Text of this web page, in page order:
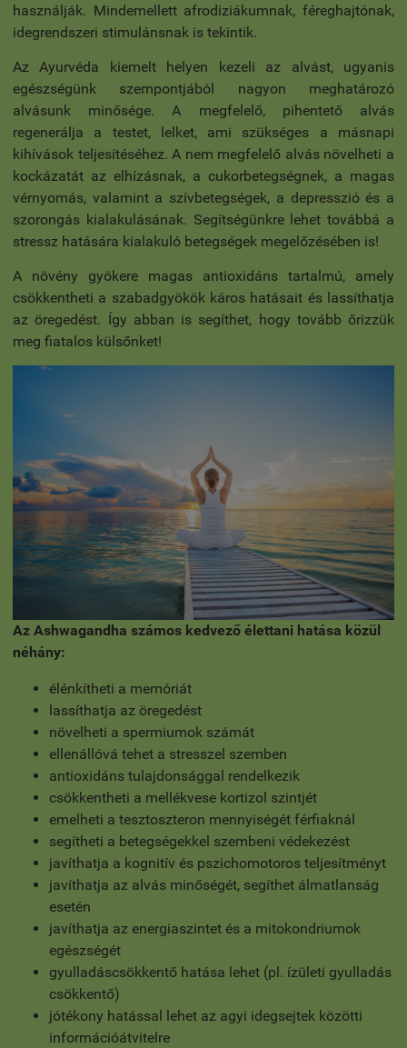
használják. Mindemellett afrodiziákumnak, féreghajtónak,
idegrendszeri stimulánsnak is tekintik.
Az Ayurvéda kiemelt helyen kezeli az alvást, ugyanis
egészségünk szempontjából nagyon meghatározó
alvásunk minősége. A megfelelő, pihentető alvás
regenerálja a testet, lelket, ami szükséges a másnapi
kihívások teljesítéséhez. A nem megfelelő alvás növelheti a
kockázatát az elhízásnak, a cukorbetegségnek, a magas
vérnyomás, valamint a szívbetegségek, a depresszió és a
szorongás kialakulásának. Segítségünkre lehet továbbá a
stressz hatására kialakuló betegségek megelőzésében is!
A növény gyökere magas antioxidáns tartalmú, amely
csökkentheti a szabadgyökök káros hatásait és lassíthatja
az öregedést. Így abban is segíthet, hogy tovább őrizzük
meg fiatalos külsőnket!
Az Ashwagandha számos kedvező élettani hatása közül
néhány:
élénkítheti a memóriát
lassíthatja az öregedést
növelheti a spermiumok számát
ellenállóvá tehet a stresszel szemben
antioxidáns tulajdonsággal rendelkezik
csökkentheti a mellékvese kortizol szintjét
emelheti a tesztoszteron mennyiségét férfiaknál
segítheti a betegségekkel szembeni védekezést
javíthatja a kognitív és pszichomotoros teljesítményt
javíthatja az alvás minőségét, segíthet álmatlanság
esetén
javíthatja az energiaszintet és a mitokondriumok
egészségét
gyulladáscsökkentő hatása lehet (pl. ízületi gyulladás
csökkentő)
jótékony hatással lehet az agyi idegsejtek közötti
információátvitelre